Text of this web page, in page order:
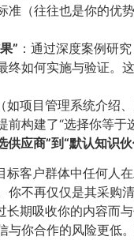
准（往往也是你的优
”​ ：通过深度案例研
终如何实施与验证。
如项目管理系统介绍
构建了“选择你等于
应商”到“默认知识伙
标客户群体中任何人
你不再仅仅是其采购
长期吸收你的内容而
你合作的风险更低